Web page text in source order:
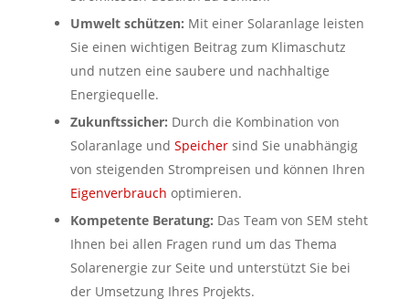
Umwelt schützen: Mit einer Solaranlage leisten
Sie einen wichtigen Beitrag zum Klimaschutz
und nutzen eine saubere und nachhaltige
Energiequelle.
Zukunftssicher: Durch die Kombination von
Solaranlage und Speichersind Sie unabhängig
von steigenden Strompreisen und können Ihren
Eigenverbrauch optimieren.
Kompetente Beratung: Das Team von SEM steht
Ihnen bei allen Fragen rund um das Thema
Solarenergie zur Seite und unterstützt Sie bei
der Umsetzung Ihres Projekts.